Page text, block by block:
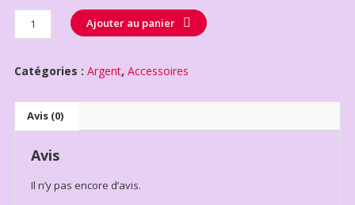
Quantité Ajouter au panier
Catégories : Argent, Accessoires
Avis (0)
Avis
Il n’y pas encore d’avis.